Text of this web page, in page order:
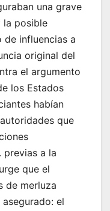
una grave
la posible
influencias a
original del
el argumento
los Estados
habían
que
previas a la
que el
de merluza
el